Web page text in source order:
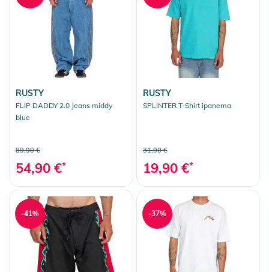
RUSTY
FLIP DADDY 2.0 Jeans middy
blue
89,90 €
54,90 €*
RUSTY
SPLINTER T-Shirt ipanema
31,90 €
19,90 €*
-41% -37%